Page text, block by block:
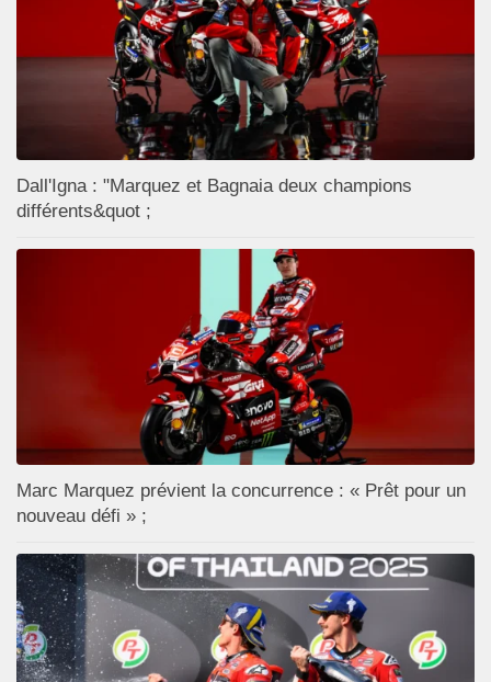
Dall'Igna : "Marquez et Bagnaia deux champions
différents&quot ;
Marc Marquez prévient la concurrence : « Prêt pour un
nouveau défi » ;